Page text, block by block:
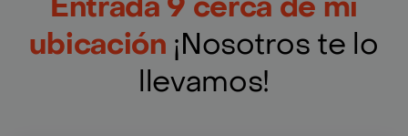
ubicación ¡Nosotros te lo
llevamos!